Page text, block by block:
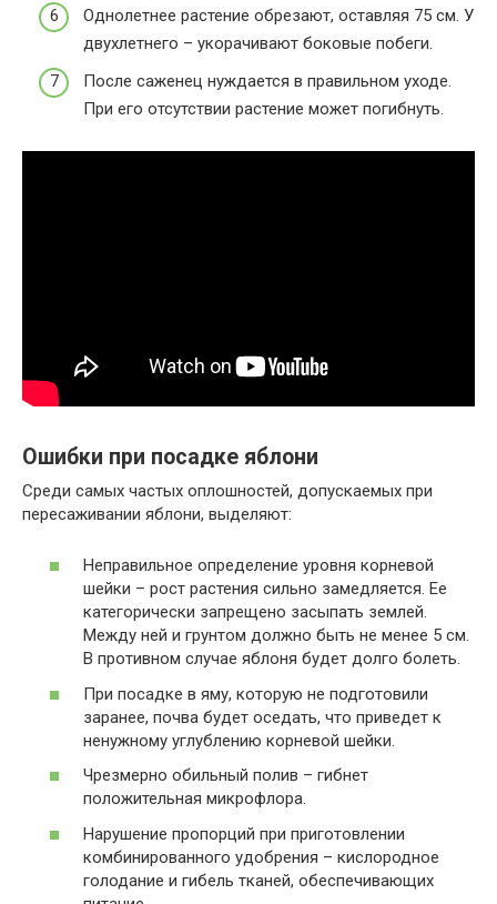
Однолетнее растение обрезают, оставляя 75 см. У
двухлетнего – укорачивают боковые побеги.
После саженец нуждается в правильном уходе.
При его отсутствии растение может погибнуть.
Ошибки при посадке яблони
Среди самых частых оплошностей, допускаемых при
пересаживании яблони, выделяют:
Неправильное определение уровня корневой
шейки – рост растения сильно замедляется. Ее
категорически запрещено засыпать землей.
Между ней и грунтом должно быть не менее 5 см.
В противном случае яблоня будет долго болеть.
При посадке в яму, которую не подготовили
заранее, почва будет оседать, что приведет к
ненужному углублению корневой шейки.
Чрезмерно обильный полив – гибнет
положительная микрофлора.
Нарушение пропорций при приготовлении
комбинированного удобрения – кислородное
голодание и гибель тканей, обеспечивающих